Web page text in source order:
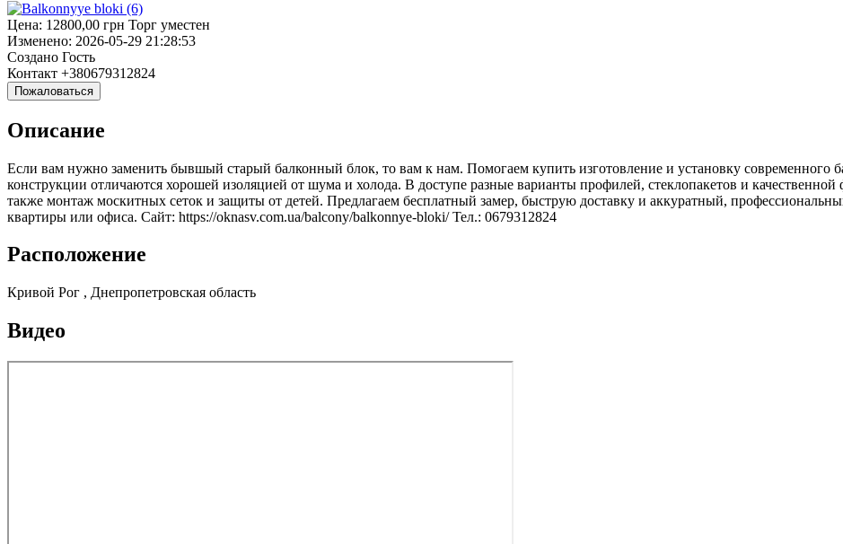
Цена: 12800,00 грн Торг уместен
Изменено: 2026-05-29 21:28:53
Создано Гость
Контакт +380679312824
Пожаловаться
Описание
Если вам нужно заменить бывшый старый балконный блок, то вам к нам. Помогаем купить изготовление и установку современного
конструкции отличаются хорошей изоляцией от шума и холода. В доступе разные варианты профилей, стеклопакетов и
также монтаж москитных сеток и защиты от детей. Предлагаем бесплатный замер, быструю доставку и аккуратный,
квартиры или офиса. Сайт: https://oknasv.com.ua/balcony/balkonnye-bloki/ Тел.: 0679312824
Расположение
Кривой Рог , Днепропетровская область
Видео